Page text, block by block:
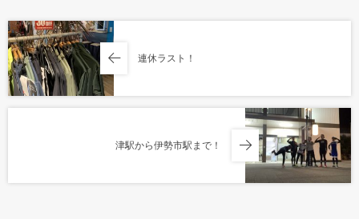
連休ラスト！
津駅から伊勢市駅まで！